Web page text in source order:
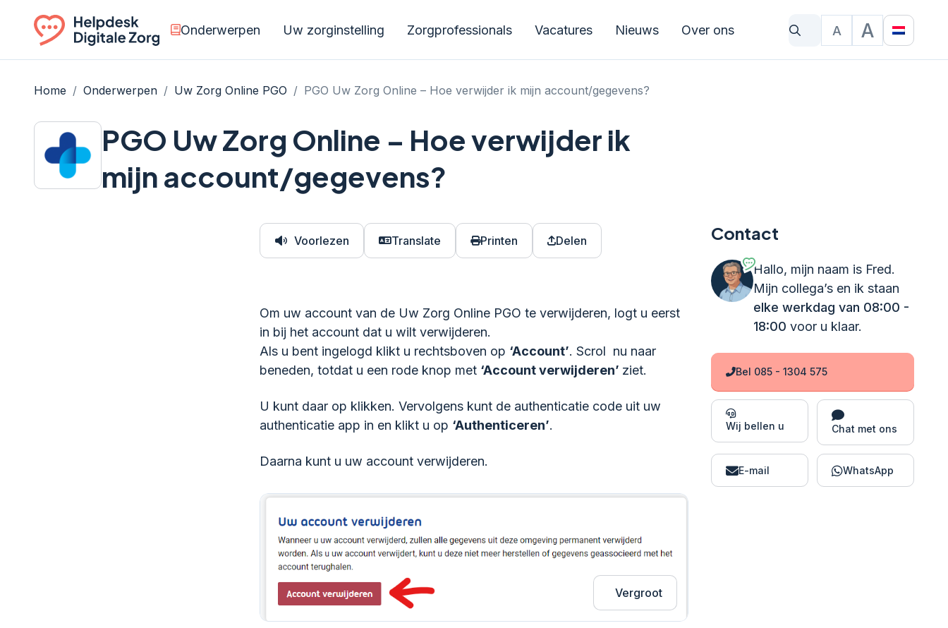
Onderwerpen Uw zorginstelling Zorgprofessionals Vacatures Nieuws Over ons
Waar bent u naar op zoek?
Tekstgrootte
A A
Home / Onderwerpen / Uw Zorg Online PGO / PGO Uw Zorg Online – Hoe verwijder ik mijn account/gegevens?
PGO Uw Zorg Online – Hoe verwijder ik
mijn account/gegevens?
Voorlezen Translate Printen Delen
Om uw account van de Uw Zorg Online PGO te verwijderen, logt u eerst
in bij het account dat u wilt verwijderen.
Als u bent ingelogd klikt u rechtsboven op ‘Account’. Scrol nu naar
beneden, totdat u een rode knop met ‘Account verwijderen’ ziet.
U kunt daar op klikken. Vervolgens kunt de authenticatie code uit uw
authenticatie app in en klikt u op ‘Authenticeren’.
Daarna kunt u uw account verwijderen.
Vergroot
Contact
Hallo, mijn naam is Fred.
Mijn collega’s en ik staan
elke werkdag van 08:00 -
18:00 voor u klaar.
Bel 085 - 1304 575
Wij bellen u Chat met ons
E-mail WhatsApp